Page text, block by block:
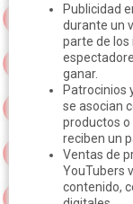
Publicidad
durante un
parte de los
ganar.
Patrocinios
se asocian
productos o
reciben un
Ventas de
YouTubers
contenido,